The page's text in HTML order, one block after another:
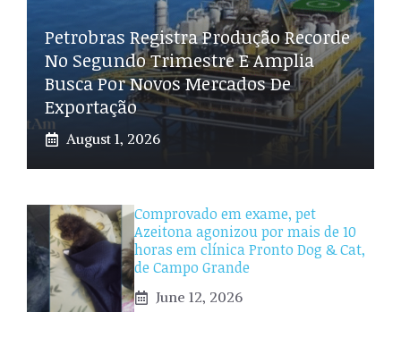
Petrobras Registra Produção Recorde
No Segundo Trimestre E Amplia
Busca Por Novos Mercados De
Exportação
August 1, 2026
Comprovado em exame, pet
Azeitona agonizou por mais de 10
horas em clínica Pronto Dog & Cat,
de Campo Grande
June 12, 2026